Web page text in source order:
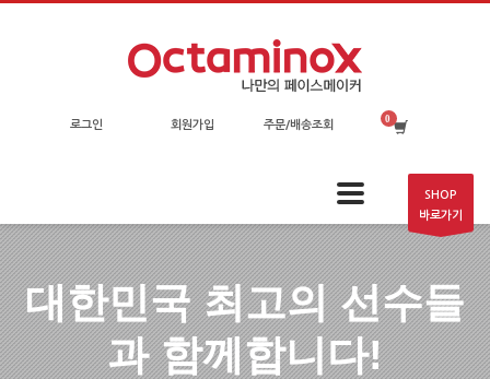
로그인 회원가입 주문/배송조회
SHOP
바로가기
대한민국 최고의 선수들
과 함께합니다!